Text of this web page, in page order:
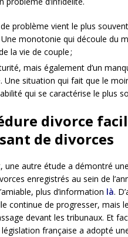
problème vient le plus
monotonie qui découle du
la vie de couple ;
mais également d’un
Une situation qui fait que le
qui se caractérise le plus
divorce
de divorces
une autre étude a démontré
enregistrés au sein de
plus d’information là.
continue de progresser, mais
devant les tribunaux. Et
française a adopté